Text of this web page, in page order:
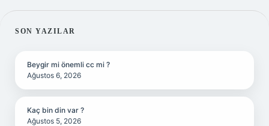
SIDEBAR
SON YAZILAR
Beygir mi önemli cc mi ?
Ağustos 6, 2026
Kaç bin din var ?
Ağustos 5, 2026